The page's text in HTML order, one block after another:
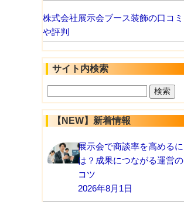
株式会社展示会ブース装飾の口コミ
や評判
サイト内検索
【NEW】新着情報
展示会で商談率を高めるに
は？成果につながる運営の
コツ
2026年8月1日